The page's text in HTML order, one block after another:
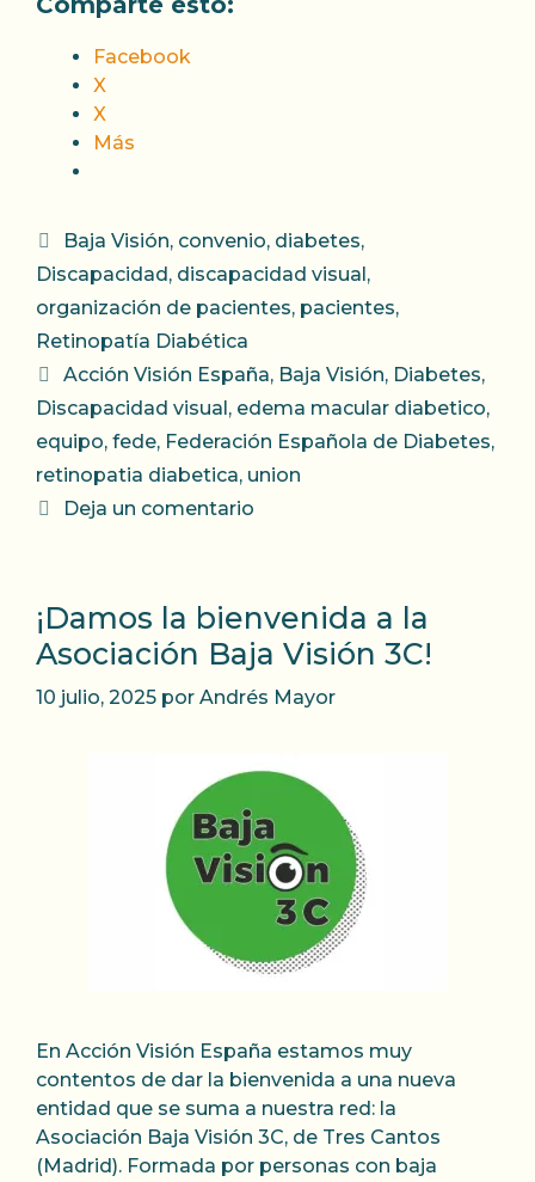
Facebook
X
X
Más
Categorías
Baja Visión, convenio, diabetes,
Discapacidad , discapacidad visual ,
organización de pacientes, pacientes,
Retinopatía Diabética
Etiquetas
Acción Visión España, Baja Visión, Diabetes,
Discapacidad visual , edema macular diabetico,
equipo, fede, Federación Española de Diabetes,
retinopatia diabetica, union
Deja un comentario
¡Damos la bienvenida a la
Asociación Baja Visión 3C!
10 julio, 2025 por Andrés Mayor
En Acción Visión España estamos muy
contentos de dar la bienvenida a una nueva
entidad que se suma a nuestra red: la
Asociación Baja Visión 3C, de Tres Cantos
(Madrid). Formada por personas con baja